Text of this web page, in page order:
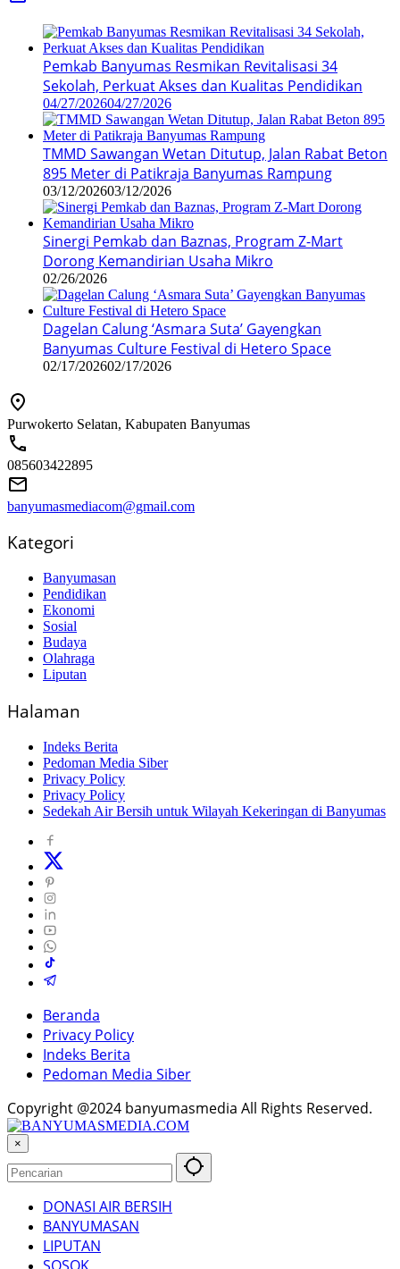
Pemkab Banyumas Resmikan Revitalisasi 34
Sekolah, Perkuat Akses dan Kualitas Pendidikan
04/27/202604/27/2026
TMMD Sawangan Wetan Ditutup, Jalan Rabat Beton
895 Meter di Patikraja Banyumas Rampung
03/12/202603/12/2026
Sinergi Pemkab dan Baznas, Program Z-Mart
Dorong Kemandirian Usaha Mikro
02/26/2026
Dagelan Calung ‘Asmara Suta’ Gayengkan
Banyumas Culture Festival di Hetero Space
02/17/202602/17/2026
Purwokerto Selatan, Kabupaten Banyumas
085603422895
banyumasmediacom@gmail.com
Kategori
Banyumasan
Pendidikan
Ekonomi
Sosial
Budaya
Olahraga
Liputan
Halaman
Indeks Berita
Pedoman Media Siber
Privacy Policy
Privacy Policy
Sedekah Air Bersih untuk Wilayah Kekeringan di Banyumas
Beranda
Privacy Policy
Indeks Berita
Pedoman Media Siber
Copyright @2024 banyumasmedia All Rights Reserved.
×
DONASI AIR BERSIH
BANYUMASAN
LIPUTAN